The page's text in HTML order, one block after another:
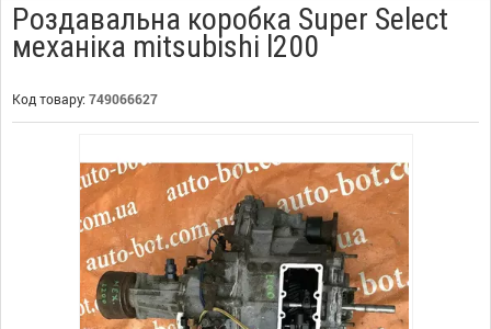
Роздавальна коробка Super Select
механіка mitsubishi l200
Код товару: 749066627